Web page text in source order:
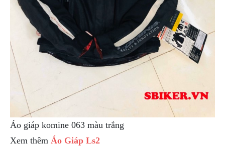
HƯỚNG
DẪN
HÀNG
Áo giáp komine 063 màu trắng
Xem thêm Áo Giáp Ls2